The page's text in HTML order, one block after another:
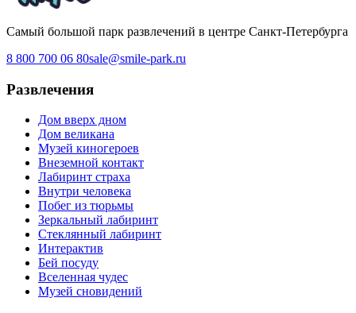
Самый большой парк развлечений в центре Санкт-Петербурга
8 800 700 06 80sale@smile-park.ru
Развлечения
Дом вверх дном
Дом великана
Музей киногероев
Внеземной контакт
Лабиринт страха
Внутри человека
Побег из тюрьмы
Зеркальный лабиринт
Стеклянный лабиринт
Интерактив
Бей посуду
Вселенная чудес
Музей сновидений